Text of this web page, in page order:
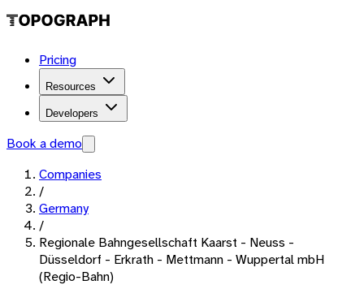
Pricing
Resources
Developers
Book a demo
Companies
/
Germany
/
Regionale Bahngesellschaft Kaarst - Neuss -
Düsseldorf - Erkrath - Mettmann - Wuppertal mbH
(Regio-Bahn)